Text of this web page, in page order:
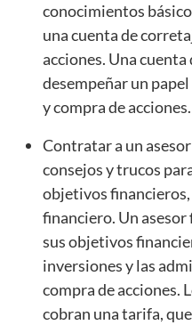
conocimientos
una cuenta de
acciones. Una
desempeñar un
y compra de acciones.
Contratar a un
consejos y trucos
objetivos
financiero. Un
sus objetivos
inversiones y las
compra de acciones.
cobran una tarifa,